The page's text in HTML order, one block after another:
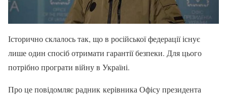
Історично склалось так, що в російської федерації існує
лише один спосіб отримати гарантії безпеки. Для цього
потрібно програти війну в Україні.
Про це повідомляє радник керівника Офісу президента